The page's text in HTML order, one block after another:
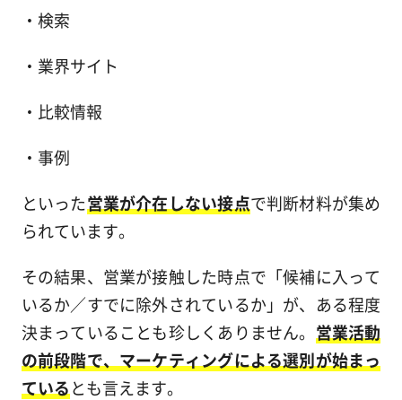
・検索
・業界サイト
・比較情報
・事例
といった営業が介在しない接点で判断材料が集め
られています。
その結果、営業が接触した時点で「候補に入って
いるか／すでに除外されているか」が、ある程度
決まっていることも珍しくありません。 営業活動
の前段階で、マーケティングによる選別が始まっ
ているとも言えます。